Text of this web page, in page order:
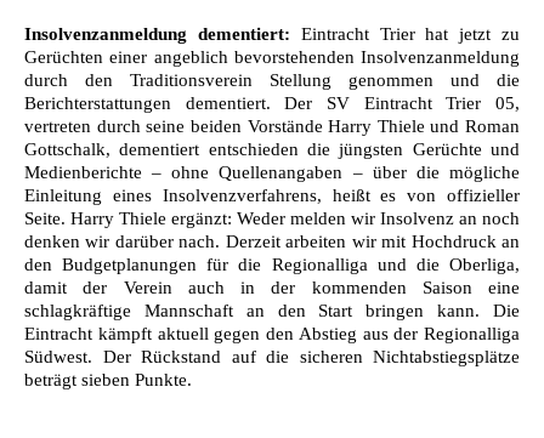
Insolvenzanmeldung dementiert: Eintracht Trier hat jetzt zu
Gerüchten einer angeblich bevorstehenden Insolvenzanmeldung
durch den Traditionsverein Stellung genommen und die
Berichterstattungen dementiert. Der SV Eintracht Trier 05,
vertreten durch seine beiden Vorstände Harry Thiele und Roman
Gottschalk, dementiert entschieden die jüngsten Gerüchte und
Medienberichte – ohne Quellenangaben – über die mögliche
Einleitung eines Insolvenzverfahrens, heißt es von offizieller
Seite. Harry Thiele ergänzt: Weder melden wir Insolvenz an noch
denken wir darüber nach. Derzeit arbeiten wir mit Hochdruck an
den Budgetplanungen für die Regionalliga und die Oberliga,
damit der Verein auch in der kommenden Saison eine
schlagkräftige Mannschaft an den Start bringen kann. Die
Eintracht kämpft aktuell gegen den Abstieg aus der Regionalliga
Südwest. Der Rückstand auf die sicheren Nichtabstiegsplätze
beträgt sieben Punkte.